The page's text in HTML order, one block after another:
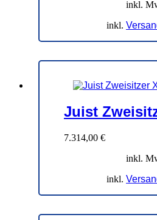
inkl.
inkl.
Juist
7.314,00 €
inkl.
inkl.